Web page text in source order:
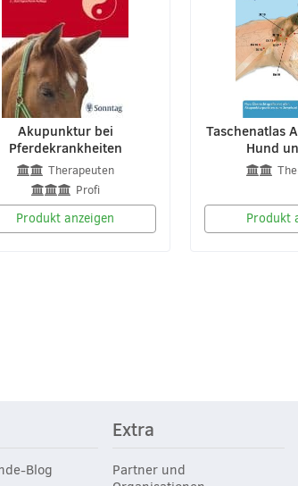
Akupunktur bei
Pferdekrankheiten
Therapeuten
Profi
Produkt anzeigen
Taschenatlas
Hund
Produkt
Blog
Extra
Partner und